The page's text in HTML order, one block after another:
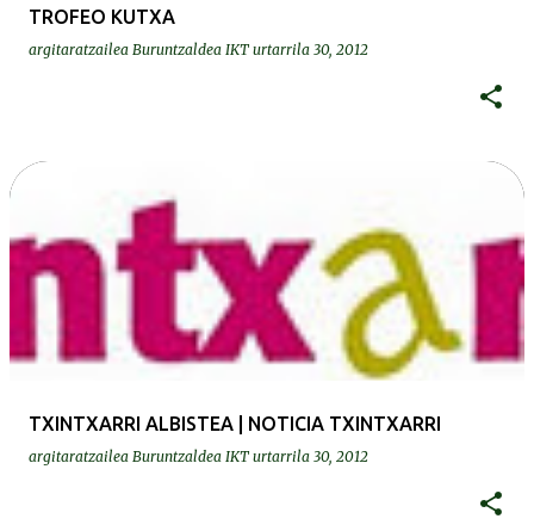
TROFEO KUTXA
argitaratzailea Buruntzaldea IKT urtarrila 30, 2012
TXINTXARRI ALBISTEA | NOTICIA TXINTXARRI
argitaratzailea Buruntzaldea IKT urtarrila 30, 2012